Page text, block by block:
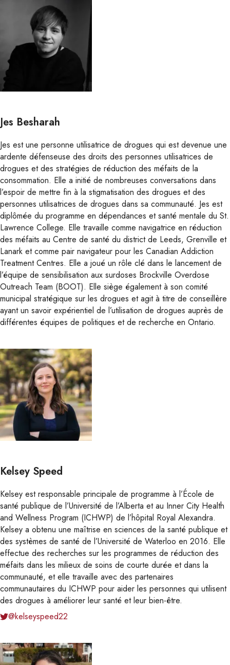
Jes Besharah
Jes est une personne utilisatrice de drogues qui est devenue une
ardente défenseuse des droits des personnes utilisatrices de
drogues et des stratégies de réduction des méfaits de la
consommation. Elle a initié de nombreuses conversations dans
l’espoir de mettre fin à la stigmatisation des drogues et des
personnes utilisatrices de drogues dans sa communauté. Jes est
diplômée du programme en dépendances et santé mentale du St.
Lawrence College. Elle travaille comme navigatrice en réduction
des méfaits au Centre de santé du district de Leeds, Grenville et
Lanark et comme pair navigateur pour les Canadian Addiction
Treatment Centres. Elle a joué un rôle clé dans le lancement de
l’équipe de sensibilisation aux surdoses Brockville Overdose
Outreach Team (BOOT). Elle siège également à son comité
municipal stratégique sur les drogues et agit à titre de conseillère
ayant un savoir expérientiel de l’utilisation de drogues auprès de
différentes équipes de politiques et de recherche en Ontario.
Kelsey Speed
Kelsey est responsable principale de programme à l’École de
santé publique de l’Université de l’Alberta et au Inner City Health
and Wellness Program (ICHWP) de l’hôpital Royal Alexandra.
Kelsey a obtenu une maîtrise en sciences de la santé publique et
des systèmes de santé de l’Université de Waterloo en 2016. Elle
effectue des recherches sur les programmes de réduction des
méfaits dans les milieux de soins de courte durée et dans la
communauté, et elle travaille avec des partenaires
communautaires du ICHWP pour aider les personnes qui utilisent
des drogues à améliorer leur santé et leur bien-être.
@kelseyspeed22